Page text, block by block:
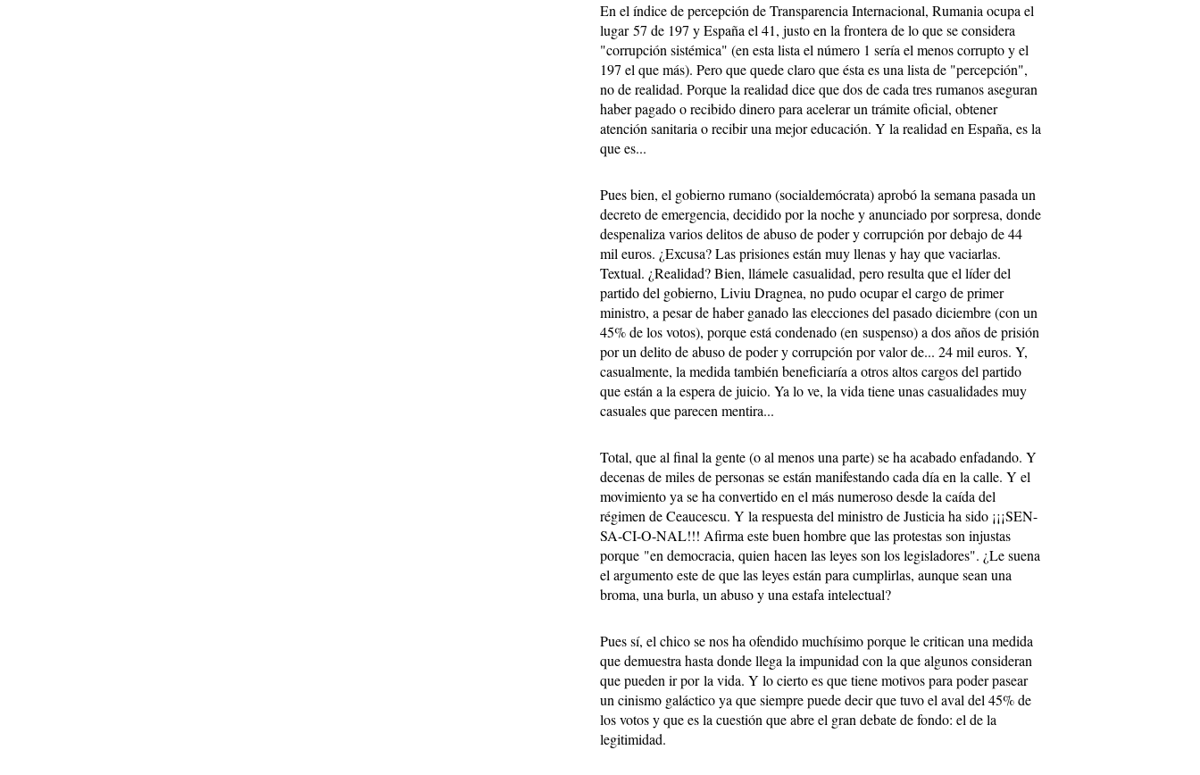
En el índice de percepción de Transparencia Internacional, Rumania ocupa el
lugar 57 de 197 y España el 41, justo en la frontera de lo que se considera
"corrupción sistémica" (en esta lista el número 1 sería el menos corrupto y el
197 el que más). Pero que quede claro que ésta es una lista de "percepción",
no de realidad. Porque la realidad dice que dos de cada tres rumanos aseguran
haber pagado o recibido dinero para acelerar un trámite oficial, obtener
atención sanitaria o recibir una mejor educación. Y la realidad en España, es la
que es...
Pues bien, el gobierno rumano (socialdemócrata) aprobó la semana pasada un
decreto de emergencia, decidido por la noche y anunciado por sorpresa, donde
despenaliza varios delitos de abuso de poder y corrupción por debajo de 44
mil euros. ¿Excusa? Las prisiones están muy llenas y hay que vaciarlas.
Textual. ¿Realidad? Bien, llámele casualidad, pero resulta que el líder del
partido del gobierno, Liviu Dragnea, no pudo ocupar el cargo de primer
ministro, a pesar de haber ganado las elecciones del pasado diciembre (con un
45% de los votos), porque está condenado (en suspenso) a dos años de prisión
por un delito de abuso de poder y corrupción por valor de... 24 mil euros. Y,
casualmente, la medida también beneficiaría a otros altos cargos del partido
que están a la espera de juicio. Ya lo ve, la vida tiene unas casualidades muy
casuales que parecen mentira...
Total, que al final la gente (o al menos una parte) se ha acabado enfadando. Y
decenas de miles de personas se están manifestando cada día en la calle. Y el
movimiento ya se ha convertido en el más numeroso desde la caída del
régimen de Ceaucescu. Y la respuesta del ministro de Justicia ha sido ¡¡¡SEN-
SA-CI-O-NAL!!! Afirma este buen hombre que las protestas son injustas
porque "en democracia, quien hacen las leyes son los legisladores". ¿Le suena
el argumento este de que las leyes están para cumplirlas, aunque sean una
broma, una burla, un abuso y una estafa intelectual?
Pues sí, el chico se nos ha ofendido muchísimo porque le critican una medida
que demuestra hasta donde llega la impunidad con la que algunos consideran
que pueden ir por la vida. Y lo cierto es que tiene motivos para poder pasear
un cinismo galáctico ya que siempre puede decir que tuvo el aval del 45% de
los votos y que es la cuestión que abre el gran debate de fondo: el de la
legitimidad.